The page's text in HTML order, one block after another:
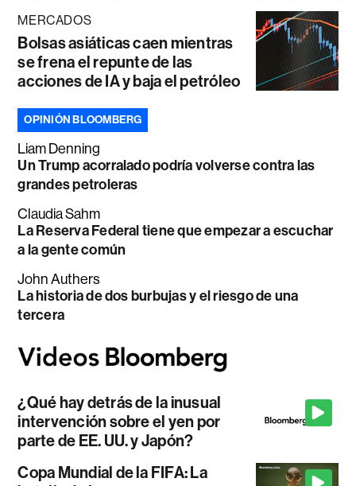
MERCADOS
Bolsas asiáticas caen mientras
se frena el repunte de las
acciones de IA y baja el petróleo
OPINIÓN BLOOMBERG
Liam Denning
Un Trump acorralado podría volverse contra las
grandes petroleras
Claudia Sahm
La Reserva Federal tiene que empezar a escuchar
a la gente común
John Authers
La historia de dos burbujas y el riesgo de una
tercera
¿Qué hay detrás de la inusual
intervención sobre el yen por
parte de EE. UU. y Japón?
Copa Mundial de la FIFA: La